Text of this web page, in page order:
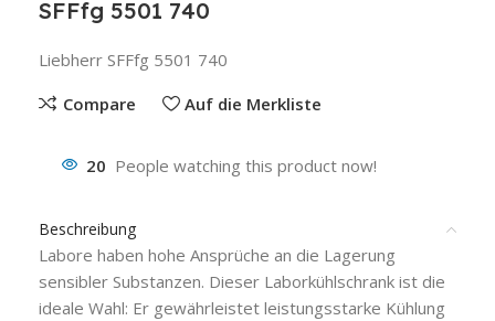
SFFfg 5501 740
Liebherr SFFfg 5501 740
Compare
Auf die Merkliste
20 People watching this product now!
Beschreibung
Labore haben hohe Ansprüche an die Lagerung
sensibler Substanzen. Dieser Laborkühlschrank ist die
ideale Wahl: Er gewährleistet leistungsstarke Kühlung